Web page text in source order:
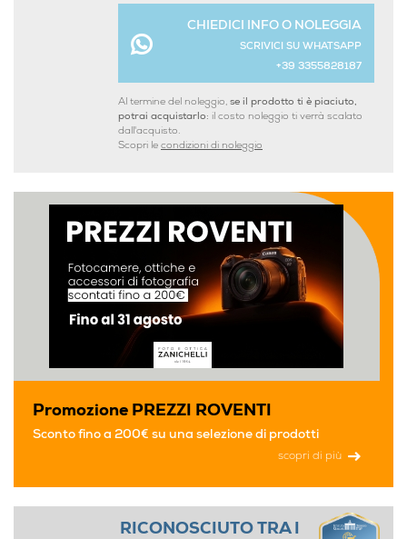
CHIEDICI INFO O NOLEGGIA
SCRIVICI SU WHATSAPP
+39 3355828187
Al termine del noleggio, se il prodotto ti è piaciuto,
potrai acquistarlo: il costo noleggio ti verrà scalato
dall'acquisto.
Scopri le condizioni di noleggio
Promozione PREZZI ROVENTI
Sconto fino a 200€ su una selezione di prodotti
scopri di più
RICONOSCIUTO TRA I